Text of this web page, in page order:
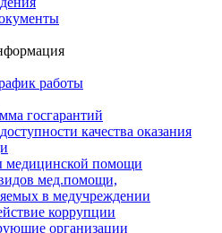
работы
госгарантий
качества оказания
медицинской помощи
мед.помощи,
в медучреждении
коррупции
организации